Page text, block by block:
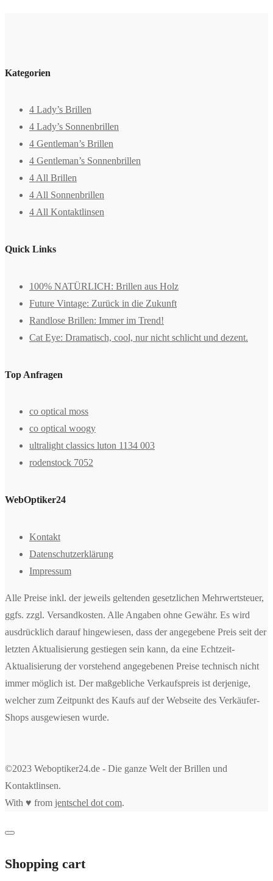
Kategorien
4 Lady’s Brillen
4 Lady’s Sonnenbrillen
4 Gentleman’s Brillen
4 Gentleman’s Sonnenbrillen
4 All Brillen
4 All Sonnenbrillen
4 All Kontaktlinsen
Quick Links
100% NATÜRLICH: Brillen aus Holz
Future Vintage: Zurück in die Zukunft
Randlose Brillen: Immer im Trend!
Cat Eye: Dramatisch, cool, nur nicht schlicht und dezent.
Top Anfragen
co optical moss
co optical woogy
ultralight classics luton 1134 003
rodenstock 7052
WebOptiker24
Kontakt
Datenschutzerklärung
Impressum
Alle Preise inkl. der jeweils geltenden gesetzlichen Mehrwertsteuer,
ggfs. zzgl. Versandkosten. Alle Angaben ohne Gewähr. Es wird
ausdrücklich darauf hingewiesen, dass der angegebene Preis seit der
letzten Aktualisierung gestiegen sein kann, da eine Echtzeit-
Aktualisierung der vorstehend angegebenen Preise technisch nicht
immer möglich ist. Der maßgebliche Verkaufspreis ist derjenige,
welcher zum Zeitpunkt des Kaufs auf der Webseite des Verkäufer-
Shops ausgewiesen wurde.
©2023 Weboptiker24.de - Die ganze Welt der Brillen und
Kontaktlinsen.
With ♥ from jentschel dot com.
Shopping cart